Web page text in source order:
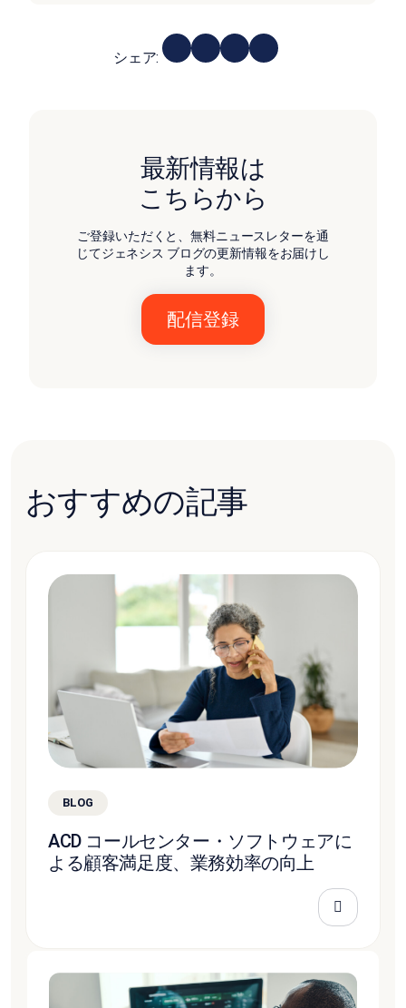
シェア:
最新情報は
こちらから
ご登録いただくと、無料ニュースレターを通
じてジェネシス ブログの更新情報をお届けし
ます。
おすすめの記事
BLOG
ACD コールセンター・ソフトウェアに
よる顧客満足度、業務効率の向上